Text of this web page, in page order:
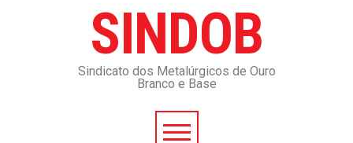
SINDOB
Sindicato dos Metalúrgicos de Ouro
Branco e Base